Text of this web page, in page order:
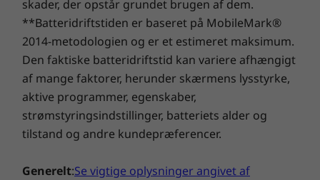
virker uden problemer selv under ekstreme
forhold. Fra den arktiske vildmark til ørkenens
sandstorme, under forhold uden tyngdekraft
og for spildte væsker og tab. Du kan være
sikker på, at disse bærbare computere kan
klare det, du kommer ud for.
skader, der opstår grundet brugen af dem.
**Batteridriftstiden er baseret på MobileMark®
2014-metodologien og er et estimeret maksimum.
Den faktiske batteridriftstid kan variere afhængigt
af mange faktorer, herunder skærmens lysstyrke,
aktive programmer, egenskaber,
strømstyringsindstillinger, batteriets alder og
tilstand og andre kundepræferencer.
Generelt:Se vigtige oplysninger angivet af